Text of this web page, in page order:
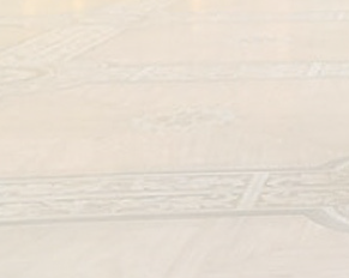
Цветы в конверте
Цветы в шляпных коробках